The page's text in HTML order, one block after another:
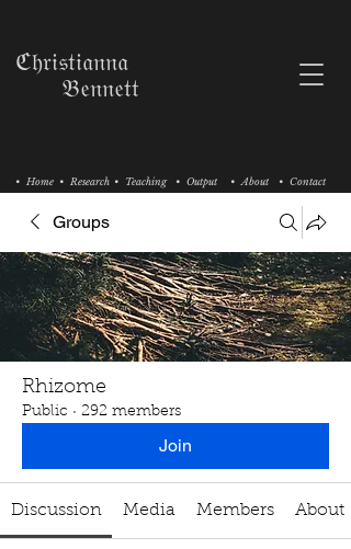
• Research • Teaching
• Home • Output • About • Contact
ℭ𝔥𝔯𝔦𝔰𝔱𝔦𝔞𝔫𝔫𝔞
𝔅𝔢𝔫𝔫𝔢𝔱𝔱
Groups
Rhizome
Public · 292 members
Join
Discussion Media Members About